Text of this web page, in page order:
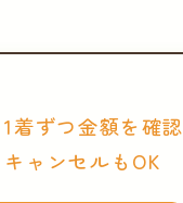
1着ずつ金額を確認
キャンセルもOK